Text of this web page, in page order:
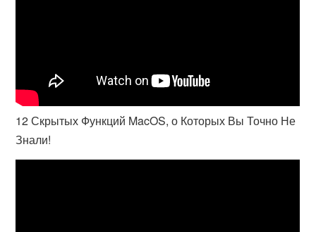
12 Скрытых Функций MacOS, о Которых Вы Точно Не
Знали!